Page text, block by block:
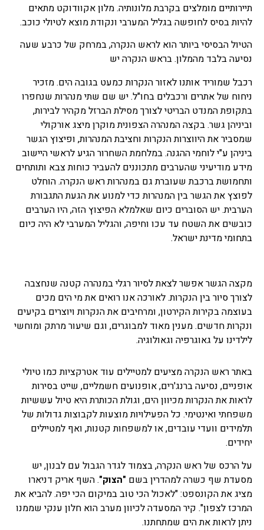
תיירותיים מומלצים בקרבת מלונותיה. מלון אקוודוקט מתאים
להיות בסיס לחופשה בגליל המערבי ונקודת מוצא לטיולי כוכב.
הטיול הבסיסי ביותר הוא לראש הנקרה, במרחק של כרבע שעה
נסיעה בלבד מהמלון. בראש הנקרה יש
רכבל שמוריד אותנו לאזור הנקרות כמעט בגובה הים. מזכיר
ניחוח של אתרים ורכבלים בחו"ל. יש שם שתי מנהרות שנחפרו
בתקופת המנדט הבריטי לצורך מסילת הברזל מקהיר לבירות,
וביניהן גשר. בקצה המנהרה הצפונית מוקרן מיצג אורקולי
שמסביר את היווצרות הנקרות וחציבת המנהרות, ופיצוץ הגשר
ביניהן ע"י לוחמי ההגנה. במלחמת השחרור הגיע לראשי היישוב
מידע מודיעיני שהערבים מתכוננים להעביר כוחות צבא ותותחים
ותחמושת ברכבת שעוברת גם במנהרות ראש הנקרה. הוחלט
לפוצץ את הגשר בין המנהרות כדי למנוע את הגעת התגבורת
הערבית. יש הסוברים כיום שאלמלא הפיצוץ הזה, היו הערבים
כובשים את השטח עד עכו וחיפה, והגליל המערבי לא היה כיום
בתחומי מדינת ישראל.
מקצה הגשר אפשר לצאת לסיור רגלי במנהרה קטנה שנחצבה
לצורך סיור בין הנקרות. לאורכה אנו רואים את מי הים מכים
בעוצמה בקירות הקירטון, ומרחיבים את הנקרות ויוצרים בקיעים
ונקרות חדשים. מענין מאוד למבוגרים, וגם שיעור מרתק ומוחשי
לילדינו על גאוגרפיה וגאולוגיה.
באתר ראש הנקרה מציעים למטיילים עוד אטרקציות כמו טיולי
אופניים, נסיעה ברנג'רים, אופנועים חשמליים, שייט בסירות
לראות את הנקרות מכיוון הים, וגולת הכותרת היא טיול עששיות
משפחתי ואינטימי. כל הפעילויות מוצעות לקבוצות גדולות של
תלמידים וועדי עובדים, או למשפחות קטנות, ואף למטיילים
יחידים.
על הרכס של ראש הנקרה, בצמוד לגדר הגבול עם לבנון, יש
מסעדת שף כשרה למהדרין בשם "הצוק". השף אריק דניארו
מציג את הקונספט: "לאכול הכי טוב במיקום הכי יפה. להביא את
המרכז לצפון". קיר המסעדה לכיוון מערב הוא חלון ענקי שממנו
ניתן לראות את הים שמתחתנו.